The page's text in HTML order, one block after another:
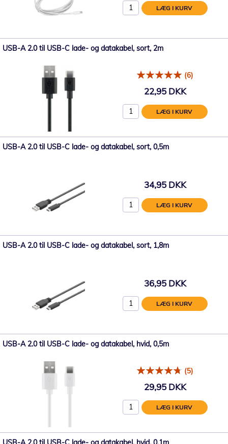
LÆG I KURV
USB-A 2.0 til USB-C lade- og datakabel, sort, 2m
(6)
22,95 DKK
LÆG I KURV
USB-A 2.0 til USB-C lade- og datakabel, sort, 0,5m
34,95 DKK
LÆG I KURV
USB-A 2.0 til USB-C lade- og datakabel, sort, 1,8m
36,95 DKK
LÆG I KURV
USB-A 2.0 til USB-C lade- og datakabel, hvid, 0,5m
(5)
29,95 DKK
LÆG I KURV